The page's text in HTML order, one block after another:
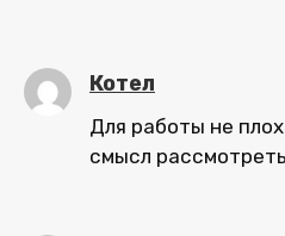
Котел
Для работы не
смысл